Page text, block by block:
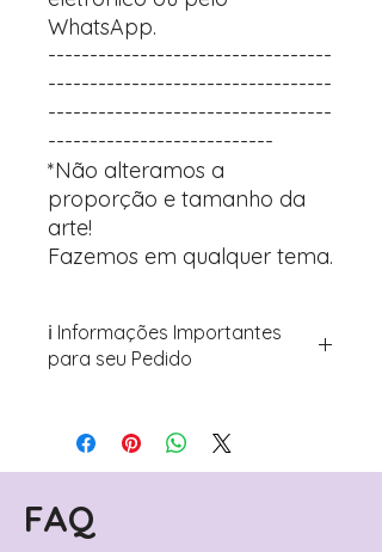
WhatsApp.
----------------------------------
----------------------------------
----------------------------------
---------------------------
*Não alteramos a
proporção e tamanho da
arte!
Fazemos em qualquer tema.
ℹ️ Informações Importantes
para seu Pedido
Avance para a página de checkout
(próximo passo após o carrinho)
Encontre o campo de "Notas do
Pedido"
Adicione ali todos os detalhes de
FAQ